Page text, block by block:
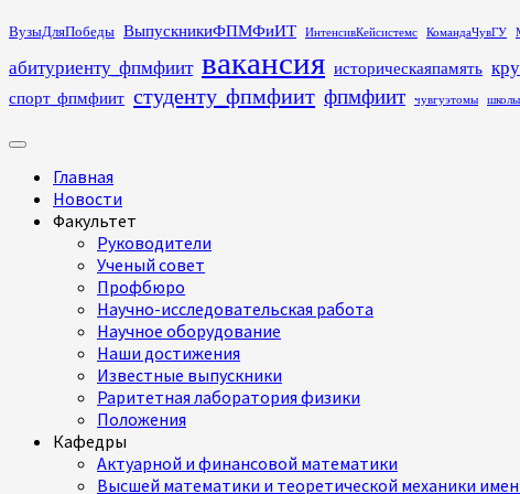
Перейти
содержимому
ВузыДляПобеды ВыпускникиФПМФиИТ ИнтенсивКейсистемс КомандаЧувГУ
абитуриенту_фпмфиит вакансия историческаяпамять
спорт_фпмфиит студенту_фпмфиит фпмфиит чувгуэтомы
Основное
Главная
Новости
Факультет
Руководители
Ученый совет
Профбюро
Научно-исследовательская работа
Научное оборудование
Наши достижения
Известные выпускники
Раритетная лаборатория физики
Положения
Кафедры
Актуарной и финансовой математики
Высшей математики и теоретической механики